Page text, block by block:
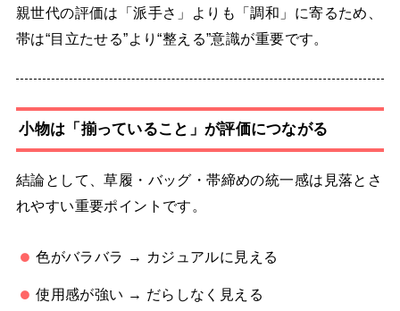
親世代の評価は「派手さ」よりも「調和」に寄るため、
帯は“目立たせる”より“整える”意識が重要です。
小物は「揃っていること」が評価につながる
結論として、草履・バッグ・帯締めの統一感は見落とさ
れやすい重要ポイントです。
色がバラバラ → カジュアルに見える
使用感が強い → だらしなく見える